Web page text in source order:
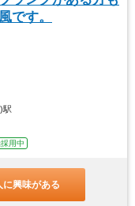
です。
駅
用中
に興味がある